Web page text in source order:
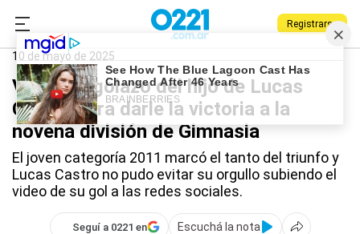
Registrarse
0221.com.ar Deportes
10 de mayo de 2025
Video: el golazo del hijo de Lucas
Castro para darle la victoria a la
novena división de Gimnasia
El joven categoría 2011 marcó el tanto del triunfo y
Lucas Castro no pudo evitar su orgullo subiendo el
video de su gol a las redes sociales.
Seguí a 0221 en
Escuchá la nota